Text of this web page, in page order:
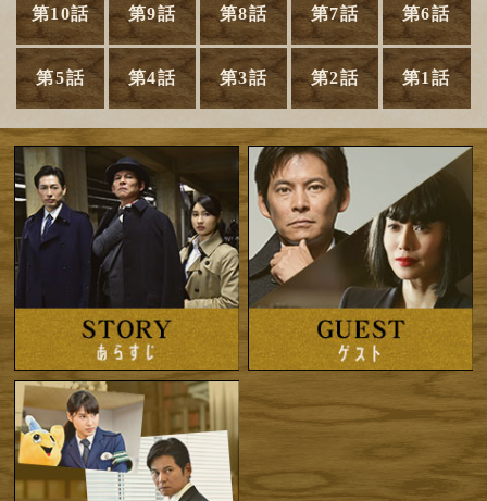
第10話 第9話 第8話 第7話 第6話
第5話 第4話 第3話 第2話 第1話